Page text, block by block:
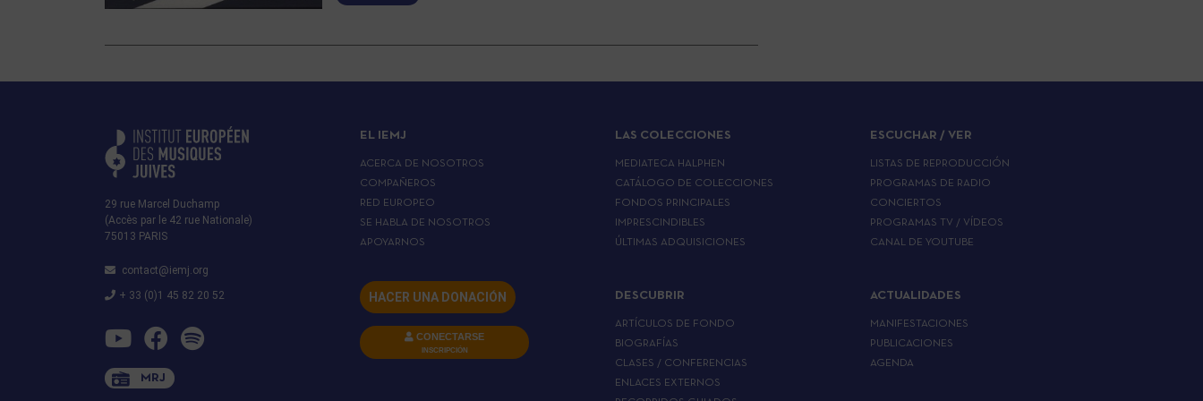
29 rue Marcel Duchamp
(Accès par le 42 rue Nationale)
75013 PARIS
contact@iemj.org
+ 33 (0)1 45 82 20 52
MRJ
EL IEMJ
ACERCA DE NOSOTROS
COMPAÑEROS
RED EUROPEO
SE HABLA DE NOSOTROS
APOYARNOS
HACER UNA DONACIÓN
CONECTARSE
INSCRIPCIÓN
LAS COLECCIONES
MEDIATECA HALPHEN
CATÁLOGO DE COLECCIONES
FONDOS PRINCIPALES
IMPRESCINDIBLES
ÚLTIMAS ADQUISICIONES
DESCUBRIR
ARTÍCULOS DE FONDO
BIOGRAFÍAS
CLASES / CONFERENCIAS
ENLACES EXTERNOS
ESCUCHAR / VER
LISTAS DE REPRODUCCIÓN
PROGRAMAS DE RADIO
CONCIERTOS
PROGRAMAS TV / VÍDEOS
CANAL DE YOUTUBE
ACTUALIDADES
MANIFESTACIONES
PUBLICACIONES
AGENDA